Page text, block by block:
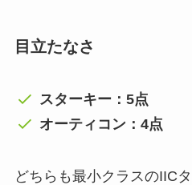
目立たなさ
スターキー：5点
オーティコン：4点
どちらも最小クラスのIIC